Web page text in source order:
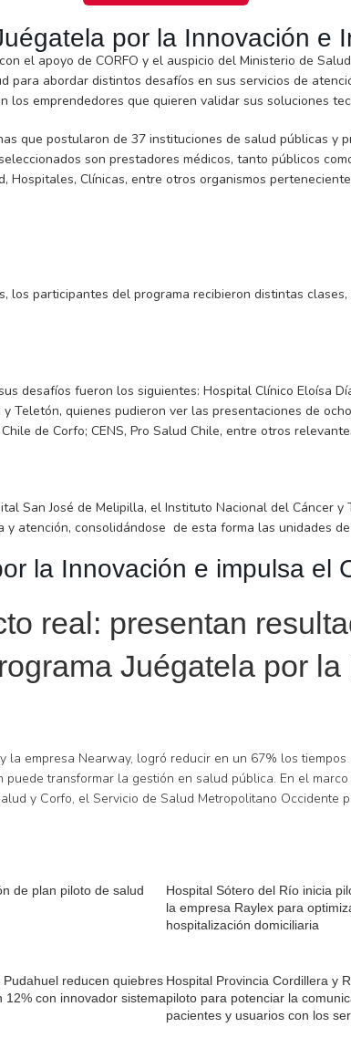
por la Innovación e
el apoyo de CORFO y el auspicio del Ministerio de
abordar distintos desafíos en sus servicios de
emprendedores que quieren validar sus soluciones
que postularon de 37 instituciones de salud públicas y
son prestadores médicos, tanto públicos
Hospitales, Clínicas, entre otros organismos
los participantes del programa recibieron distintas
desafíos fueron los siguientes: Hospital Clínico Eloísa
Teletón, quienes pudieron ver las presentaciones de
de Corfo; CENS, Pro Salud Chile, entre otros
San José de Melipilla, el Instituto Nacional del Cáncer
atención, consolidándose de esta forma las unidades
la Innovación e impulsa el
real: presentan
Juégatela por la
empresa Nearway, logró reducir en un 67% los
transformar la gestión en salud pública. En el
y Corfo, el Servicio de Salud Metropolitano Occidente
de plan piloto de salud
Hospital Sótero del Río inicia
la empresa Raylex para
hospitalización domiciliaria
reducen quiebres
12% con innovador sistema
Hospital Provincia Cordillera y
piloto para potenciar la
pacientes y usuarios con los